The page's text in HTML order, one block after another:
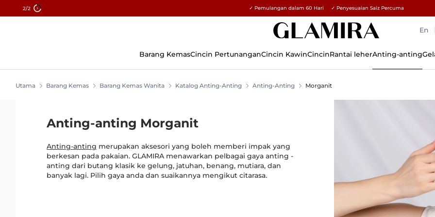
2/2 15% untuk semua pesanan →
✓ Pemulangan dalam 60 Hari ✓ Penyesuaian Saiz Percuma
En
Barang KemasCincin PertunanganCincin KawinCincinRantai leherAnting-anting
Utama Barang Kemas Barang Kemas Wanita Katalog Anting-Anting Anting-Anting Morganit
Anting-anting Morganit
Anting-anting merupakan aksesori yang boleh memberi impak yang
berkesan pada pakaian. GLAMIRA menawarkan pelbagai gaya anting -
anting dari butang klasik ke gelung, jatuhan, benang, mutiara, dan
banyak lagi. Pilih gaya anda dan suaikannya mengikut citarasa.